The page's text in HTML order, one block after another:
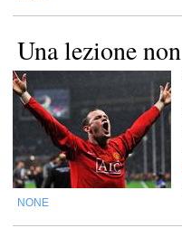
Una lezione
NONE